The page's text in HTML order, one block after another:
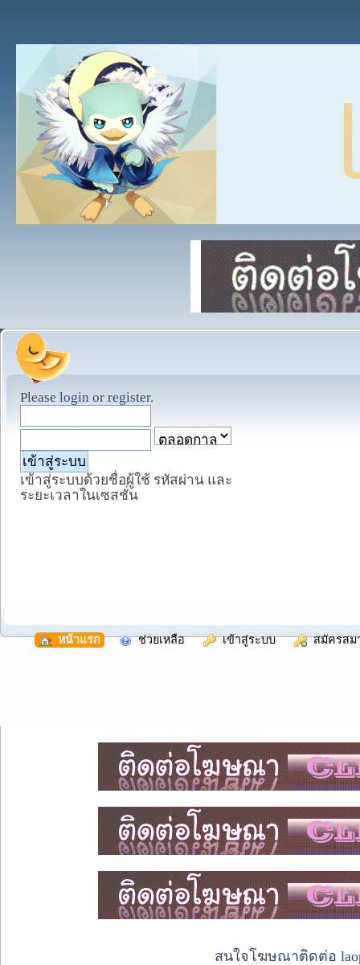
Please login or register.
เข้าสู่ระบบด้วยชื่อผู้ใช้ รหัสผ่าน และ
ระยะเวลาในเซสชั่น
หน้าแรก ช่วยเหลือ เข้าสู่ระบบ สมัครสม
สนใจโฆษณาติดต่อ